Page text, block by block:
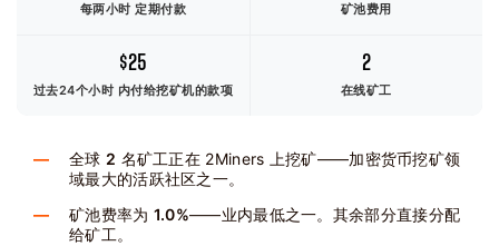
每两小时 定期付款 矿池费用
$25
过去24个小时 内付给挖矿机的款项
2
在线矿工
全球 2 名矿工正在 2Miners 上挖矿——加密货币挖矿领
域最大的活跃社区之一。
矿池费率为 1.0%——业内最低之一。其余部分直接分配
给矿工。